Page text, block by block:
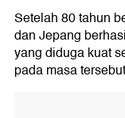
Setelah 80 tahun
dan Jepang
yang diduga kuat
pada masa